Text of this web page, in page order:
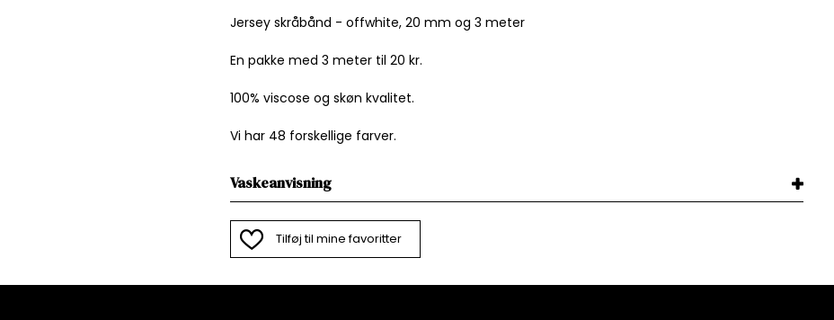
Jersey skråbånd - offwhite, 20 mm og 3 meter
En pakke med 3 meter til 20 kr.
100% viscose og skøn kvalitet.
Vi har 48 forskellige farver.
Vaskeanvisning
Tilføj til mine favoritter